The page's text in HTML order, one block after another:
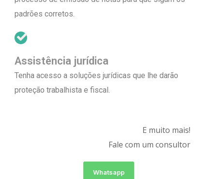
padrões corretos.
Assistência jurídica
Tenha acesso a soluções jurídicas que lhe darão
proteção trabalhista e fiscal.
E muito mais!
Fale com um consultor
Whatsapp